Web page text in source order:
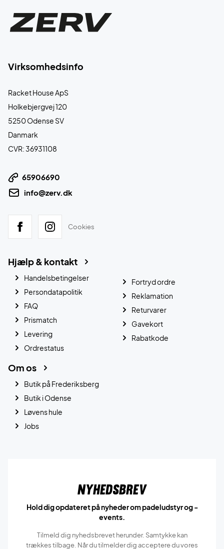
Virksomhedsinfo
Racket House ApS
Holkebjergvej 120
5250 Odense SV
Danmark
CVR: 36931108
65906690
info@zerv.dk
Cookies
Hjælp & kontakt
Handelsbetingelser
Persondatapolitik
FAQ
Prismatch
Levering
Ordrestatus
Fortryd ordre
Reklamation
Returvarer
Gavekort
Rabatkode
Om os
Butik på Frederiksberg
Butik i Odense
Løvens hule
Jobs
Nyhedsbrev
Hold dig opdateret på nyheder om padeludstyr og -
events.
Tilmeld dig nyhedsbrevet herunder. Samtykke kan
trækkes tilbage. Når du tilmelder dig acceptere du vores